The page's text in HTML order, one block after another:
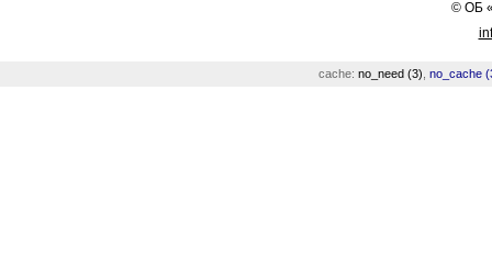
©ОБ
cache: no_need (3) no_cache